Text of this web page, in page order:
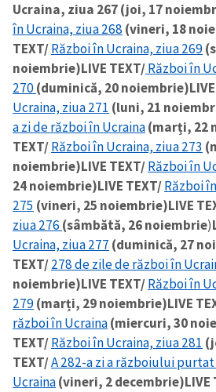
Ucraina, ziua 267 (joi, 17
în Ucraina, ziua 268 (vineri, 18
TEXT/Război în Ucraina, ziua 269
noiembrie)LIVE TEXT/Război în
270(duminică, 20 noiembrie)
Ucraina, ziua 271 (luni, 21
a zi de război în Ucraina(marți, 22
TEXT/Război în Ucraina, ziua 273
noiembrie)LIVE TEXT/Război în
24 noiembrie)LIVE TEXT/Război
275 (vineri, 25 noiembrie)LIVE
ziua 276 (sâmbătă, 26 noiembrie)
Ucraina, ziua 277 (duminică, 27
TEXT/278 de zile de război în
noiembrie)LIVE TEXT/Război în
279(marți, 29 noiembrie)LIVE
război în Ucraina(miercuri, 30
TEXT/Război în Ucraina, ziua 281
TEXT/A 282-a zi a războiului purtat
Ucraina(vineri, 2 decembrie)LIVE